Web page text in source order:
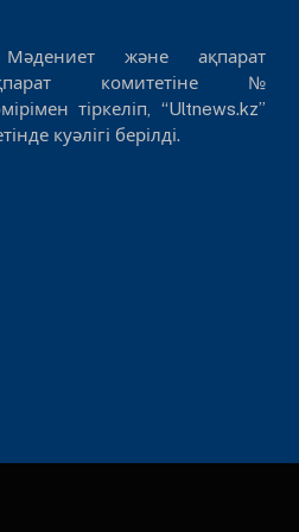
және ақпарат
комитетіне №
тіркеліп, “Ultnews.kz”
куәлігі берілді.